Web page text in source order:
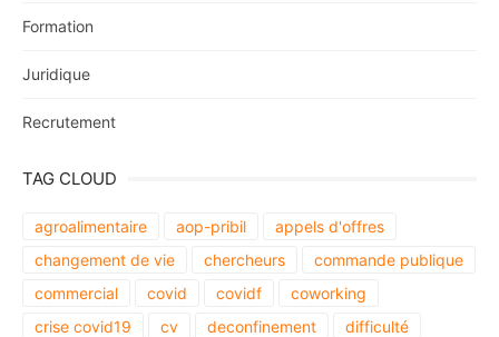
Formation
Juridique
Recrutement
TAG CLOUD
agroalimentaire aop-pribil
appels d'offres
changement de vie
chercheurs
commande publique
commercial
covid covidf
coworking
crise covid19
cv deconfinement
difficulté